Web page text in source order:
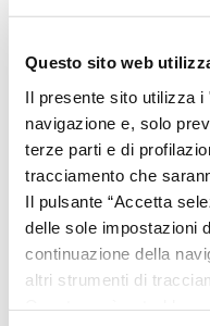
Questo sito web
Il presente sito utilizza
navigazione e, solo
terze parti e di
tracciamento che
Il pulsante “Accetta
delle sole impostazioni
continuazione della
altri strumenti di
degli allegati A e B
pubblicazione
conformi al 5.4.3 ADR in
LEGGI TUTTO